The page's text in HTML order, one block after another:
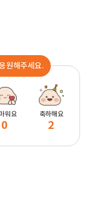
원해주세요.
워요
0
축하해요
2